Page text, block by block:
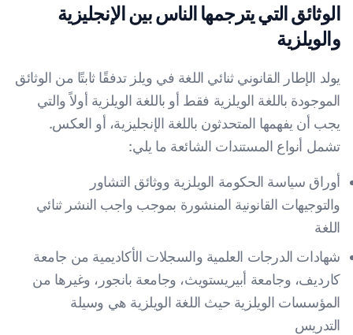
الوثائق التي يترجمها الناس بين الإنجليزية
والويلزية
يولد الإطار القانوني ثنائي اللغة في ويلز تدفقًا ثابتًا من الوثائق
الموجودة باللغة الويلزية فقط أو باللغة الويلزية أولاً والتي
يجب أن يفهمها المتحدثون باللغة الإنجليزية، أو العكس.
تشمل أنواع المستندات الشائعة ما يلي:
أوراق سياسة الحكومة الويلزية ووثائق التشاور
والتوجيهات القانونية المنشورة بموجب واجب النشر ثنائي
اللغة
شهادات الدرجات العلمية والسجلات الأكاديمية من جامعة
كارديف، وجامعة أبيريستويث، وجامعة بانجور، وغيرها من
المؤسسات الويلزية حيث اللغة الويلزية هي وسيلة
التدريس